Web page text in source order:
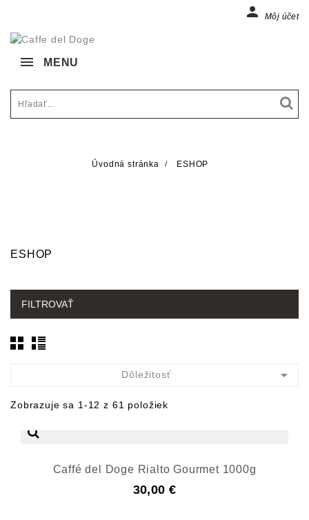
Môj účet

MENU
Úvodná stránka ESHOP
ESHOP
FILTROVAŤ
Dôležitosť 
Zobrazuje sa 1-12 z 61 položiek
Caffé del Doge Rialto Gourmet 1000g
30,00 €